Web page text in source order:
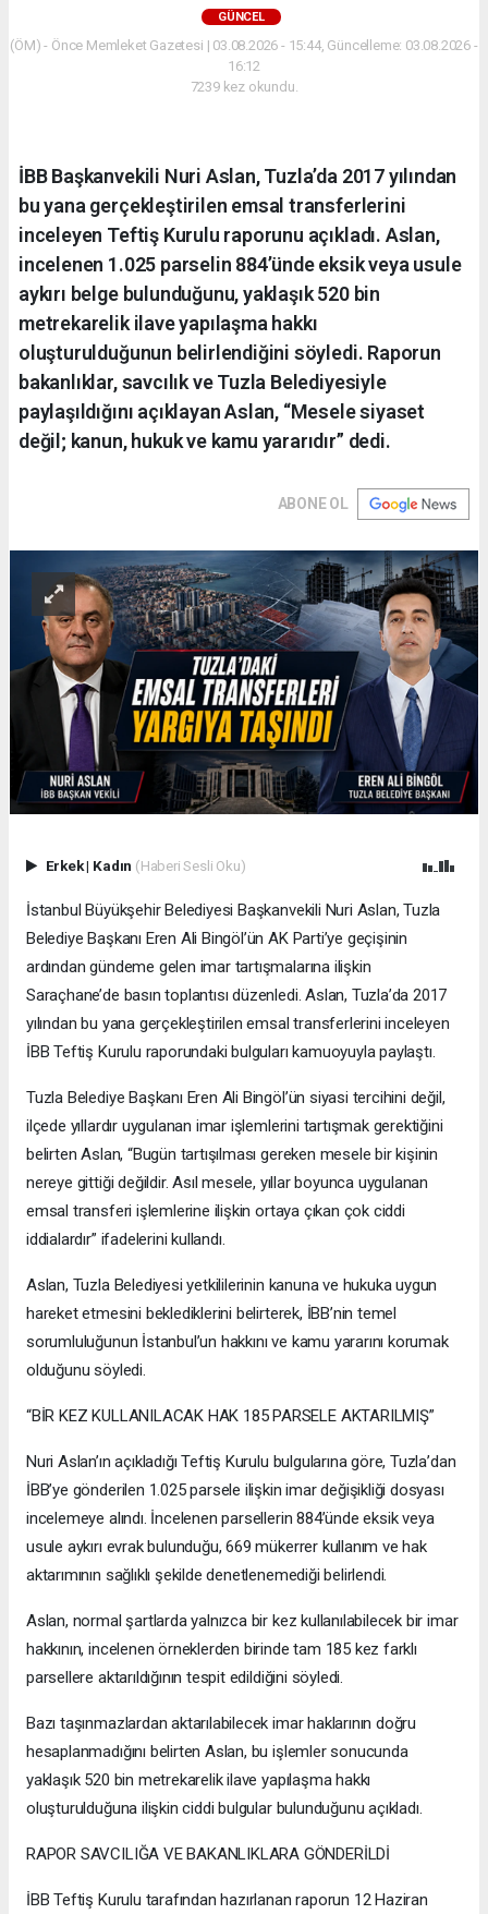
GÜNCEL
(ÖM) - Önce Memleket Gazetesi | 03.08.2026 - 15:44, Güncelleme: 03.08.2026 -
16:12
7239 kez okundu.
İBB Başkanvekili Nuri Aslan, Tuzla’da 2017 yılından
bu yana gerçekleştirilen emsal transferlerini
inceleyen Teftiş Kurulu raporunu açıkladı. Aslan,
incelenen 1.025 parselin 884’ünde eksik veya usule
aykırı belge bulunduğunu, yaklaşık 520 bin
metrekarelik ilave yapılaşma hakkı
oluşturulduğunun belirlendiğini söyledi. Raporun
bakanlıklar, savcılık ve Tuzla Belediyesiyle
paylaşıldığını açıklayan Aslan, “Mesele siyaset
değil; kanun, hukuk ve kamu yararıdır” dedi.
ABONE OL
Erkek| Kadın (Haberi Sesli Oku)
İstanbul Büyükşehir Belediyesi Başkanvekili Nuri Aslan, Tuzla
Belediye Başkanı Eren Ali Bingöl’ün AK Parti’ye geçişinin
ardından gündeme gelen imar tartışmalarına ilişkin
Saraçhane’de basın toplantısı düzenledi. Aslan, Tuzla’da 2017
yılından bu yana gerçekleştirilen emsal transferlerini inceleyen
İBB Teftiş Kurulu raporundaki bulguları kamuoyuyla paylaştı.
Tuzla Belediye Başkanı Eren Ali Bingöl’ün siyasi tercihini değil,
ilçede yıllardır uygulanan imar işlemlerini tartışmak gerektiğini
belirten Aslan, “Bugün tartışılması gereken mesele bir kişinin
nereye gittiği değildir. Asıl mesele, yıllar boyunca uygulanan
emsal transferi işlemlerine ilişkin ortaya çıkan çok ciddi
iddialardır” ifadelerini kullandı.
Aslan, Tuzla Belediyesi yetkililerinin kanuna ve hukuka uygun
hareket etmesini beklediklerini belirterek, İBB’nin temel
sorumluluğunun İstanbul’un hakkını ve kamu yararını korumak
olduğunu söyledi.
“BİR KEZ KULLANILACAK HAK 185 PARSELE AKTARILMIŞ”
Nuri Aslan’ın açıkladığı Teftiş Kurulu bulgularına göre, Tuzla’dan
İBB’ye gönderilen 1.025 parsele ilişkin imar değişikliği dosyası
incelemeye alındı. İncelenen parsellerin 884’ünde eksik veya
usule aykırı evrak bulunduğu, 669 mükerrer kullanım ve hak
aktarımının sağlıklı şekilde denetlenemediği belirlendi.
Aslan, normal şartlarda yalnızca bir kez kullanılabilecek bir imar
hakkının, incelenen örneklerden birinde tam 185 kez farklı
parsellere aktarıldığının tespit edildiğini söyledi.
Bazı taşınmazlardan aktarılabilecek imar haklarının doğru
hesaplanmadığını belirten Aslan, bu işlemler sonucunda
yaklaşık 520 bin metrekarelik ilave yapılaşma hakkı
oluşturulduğuna ilişkin ciddi bulgular bulunduğunu açıkladı.
RAPOR SAVCILIĞA VE BAKANLIKLARA GÖNDERİLDİ
İBB Teftiş Kurulu tarafından hazırlanan raporun 12 Haziran